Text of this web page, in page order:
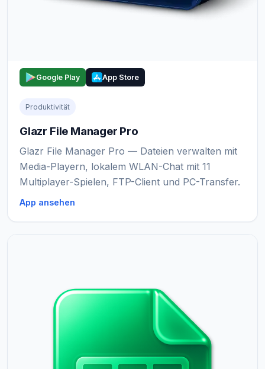
Google Play App Store
Produktivität
Glazr File Manager Pro
Glazr File Manager Pro — Dateien verwalten mit
Media-Playern, lokalem WLAN-Chat mit 11
Multiplayer-Spielen, FTP-Client und PC-Transfer.
App ansehen